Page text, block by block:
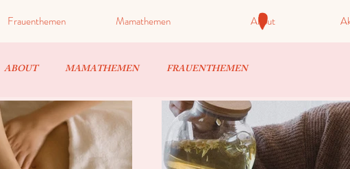
Frauenthemen Mamathemen About
ABOUT MAMATHEMEN FRAUENTHEMEN